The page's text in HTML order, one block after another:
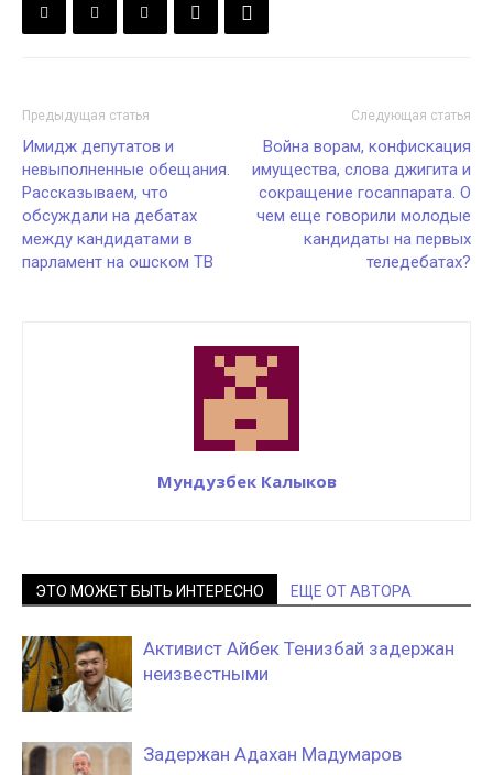
Предыдущая статья
Имидж депутатов и
невыполненные обещания.
Рассказываем, что
обсуждали на дебатах
между кандидатами в
парламент на ошском ТВ
Следующая статья
Война ворам, конфискация
имущества, слова джигита и
сокращение госаппарата. О
чем еще говорили молодые
кандидаты на первых
теледебатах?
Мундузбек Калыков
ЭТО МОЖЕТ БЫТЬ ИНТЕРЕСНО ЕЩЕ ОТ АВТОРА
Активист Айбек Тенизбай задержан
неизвестными
Задержан Адахан Мадумаров